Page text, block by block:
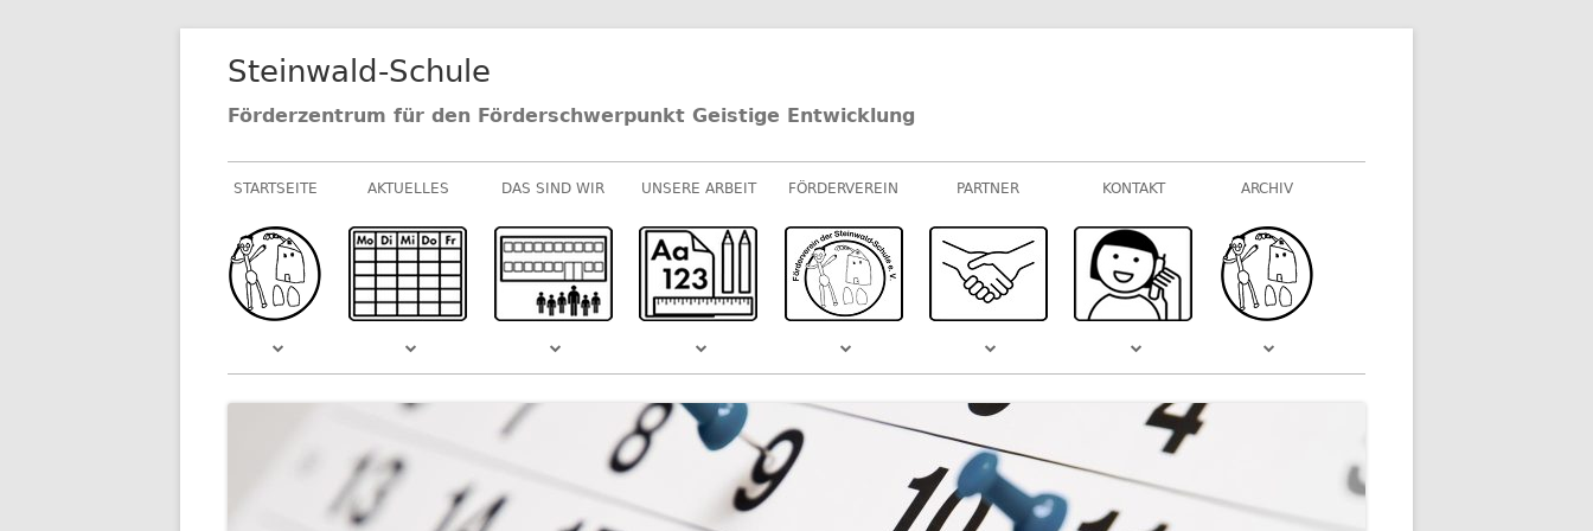
Steinwald-Schule
Förderzentrum für den Förderschwerpunkt Geistige Entwicklung
Primäres
Menü
STARTSEITE AKTUELLES
NEUIGKEITEN AUS DEM
DAS SIND WIR
SCHULVIDEO
UNSERE ARBEIT
M-STUFEN
MUSIK
FÖRDERVEREIN PARTNER
SPONSOREN
KONTAKT ARCHIV